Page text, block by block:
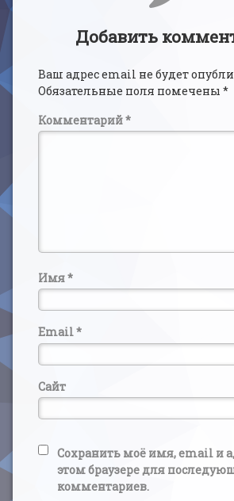
Добавить
Ваш адрес email не будет
Обязательные поля помечены *
Комментарий*
Имя*
Email*
Сайт
Сохранить моё имя, email и
этом браузере для
комментариев.